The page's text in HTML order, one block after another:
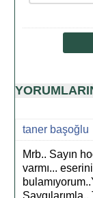
taner başoğlu
Mrb.. Sayın
varmı...